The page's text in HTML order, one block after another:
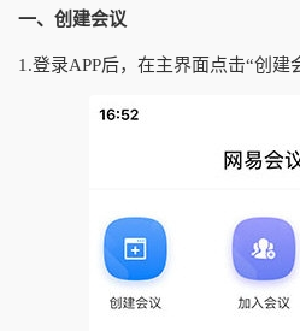
一、创建会议
1.登录APP后，在主界面点击“创建